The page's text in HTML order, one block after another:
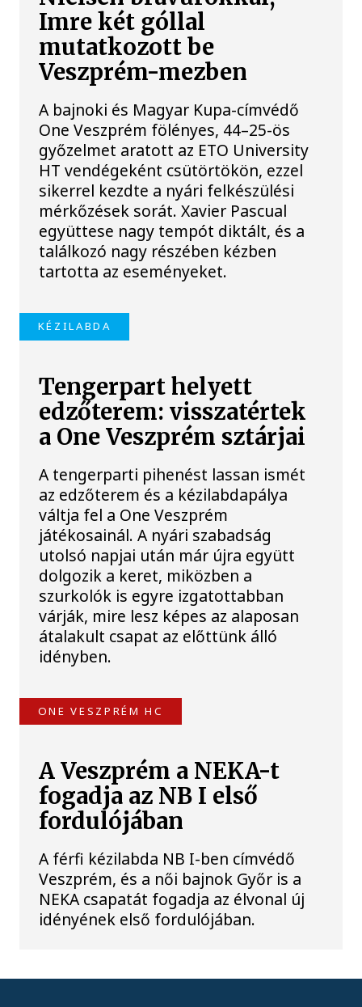
Imre két góllal
mutatkozott be
Veszprém-mezben
A bajnoki és Magyar Kupa-címvédő
One Veszprém fölényes, 44–25-ös
győzelmet aratott az ETO University
HT vendégeként csütörtökön, ezzel
sikerrel kezdte a nyári felkészülési
mérkőzések sorát. Xavier Pascual
együttese nagy tempót diktált, és a
találkozó nagy részében kézben
tartotta az eseményeket.
KÉZILABDA
Tengerpart helyett
edzőterem: visszatértek
a One Veszprém sztárjai
A tengerparti pihenést lassan ismét
az edzőterem és a kézilabdapálya
váltja fel a One Veszprém
játékosainál. A nyári szabadság
utolsó napjai után már újra együtt
dolgozik a keret, miközben a
szurkolók is egyre izgatottabban
várják, mire lesz képes az alaposan
átalakult csapat az előttünk álló
idényben.
ONE VESZPRÉM HC
A Veszprém a NEKA-t
fogadja az NB I első
fordulójában
A férfi kézilabda NB I-ben címvédő
Veszprém, és a női bajnok Győr is a
NEKA csapatát fogadja az élvonal új
idényének első fordulójában.